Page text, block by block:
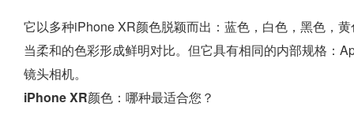
它以多种iPhone XR颜色脱颖而出：蓝色，白色，黑色，
当柔和的色彩形成鲜明对比。但它具有相同的内部规格：
镜头相机。
iPhone XR颜色：哪种最适合您？